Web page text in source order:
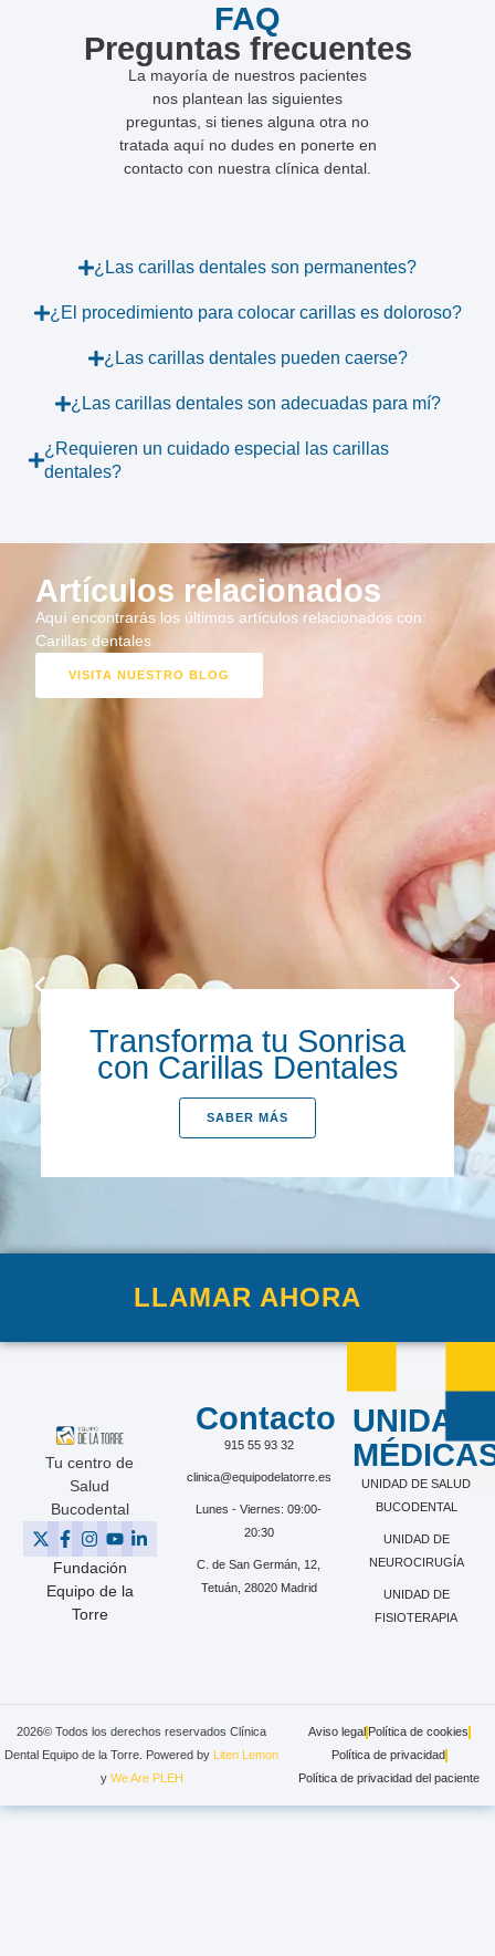
FAQ
Preguntas frecuentes
La mayoría de nuestros pacientes
nos plantean las siguientes
preguntas, si tienes alguna otra no
tratada aquí no dudes en ponerte en
contacto con nuestra clínica dental.
¿Las carillas dentales son permanentes?
¿El procedimiento para colocar carillas es doloroso?
¿Las carillas dentales pueden caerse?
¿Las carillas dentales son adecuadas para mí?
¿Requieren un cuidado especial las carillas
dentales?
Artículos relacionados
Aquí encontrarás los últimos artículos relacionados con:
Carillas dentales
VISITA NUESTRO BLOG
Transforma tu Sonrisa
con Carillas Dentales
SABER MÁS
LLAMAR AHORA
Tu centro de
Salud
Bucodental
Fundación
Equipo de la
Torre
Contacto
915 55 93 32
clinica@equipodelatorre.es
Lunes - Viernes: 09:00-
20:30
C. de San Germán, 12,
Tetuán, 28020 Madrid
UNIDAD DE SALUD
BUCODENTAL
UNIDAD DE
NEUROCIRUGÍA
UNIDAD DE
FISIOTERAPIA
2026© Todos los derechos reservados Clínica
Dental Equipo de la Torre. Powered by
Liten Lemon
y We Are PLEH
Aviso legal Política de cookies
Política de privacidad
Política de privacidad del paciente